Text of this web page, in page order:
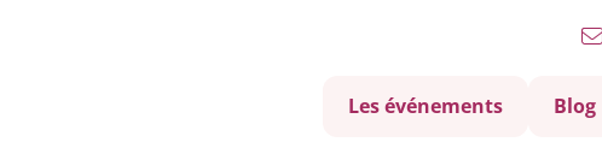
Les événements Blog